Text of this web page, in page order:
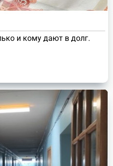
и кому дают в долг.